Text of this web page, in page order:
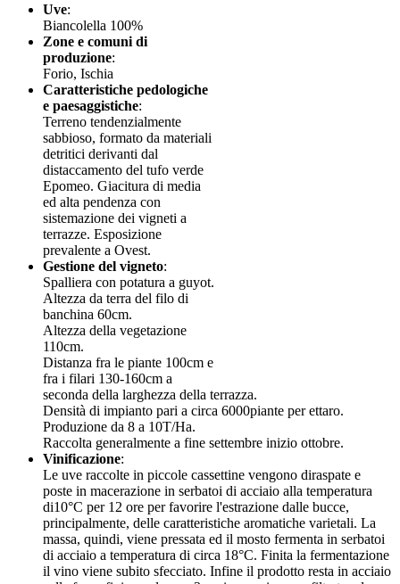
Uve:
Biancolella 100%
Zone e comuni di
produzione:
Forio, Ischia
Caratteristiche pedologiche
e paesaggistiche:
Terreno tendenzialmente
sabbioso, formato da materiali
detritici derivanti dal
distaccamento del tufo verde
Epomeo. Giacitura di media
ed alta pendenza con
sistemazione dei vigneti a
terrazze. Esposizione
prevalente a Ovest.
Gestione del vigneto:
Spalliera con potatura a guyot.
Altezza da terra del filo di
banchina 60cm.
Altezza della vegetazione
110cm.
Distanza fra le piante 100cm e
fra i filari 130-160cm a
seconda della larghezza della terrazza.
Densità di impianto pari a circa 6000piante per ettaro.
Produzione da 8 a 10T/Ha.
Raccolta generalmente a fine settembre inizio ottobre.
Vinificazione:
Le uve raccolte in piccole cassettine vengono diraspate e
poste in macerazione in serbatoi di acciaio alla temperatura
di10°C per 12 ore per favorire l'estrazione dalle bucce,
principalmente, delle caratteristiche aromatiche varietali. La
massa, quindi, viene pressata ed il mosto fermenta in serbatoi
di acciaio a temperatura di circa 18°C. Finita la fermentazione
il vino viene subito sfecciato. Infine il prodotto resta in acciaio